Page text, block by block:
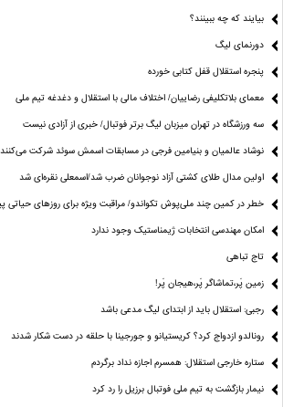
بیایند که چه ببینند؟
دورنمای لیگ
پنجره‌ استقلال قفل کتابی خورده
معمای بلاتکلیفی رضاییان/ اختلاف مالی با استقلال و دغدغه تیم ملی
سه ورزشگاه در تهران میزبان لیگ برتر فوتبال/ خبری از آزادی نیست
نوشاد عالمیان و بنیامین فرجی در مسابقات اسمش سوئد شرکت می‌کنند
اولین مدال طلای کشتی آزاد نوجوانان ضرب شد/اسمعلی نقره‌ای شد
خطر در کمین چند ملی‌پوش تکواندو/ مراقبت ویژه برای روزهای حیاتی
امکان مهندسی انتخابات ژیمناستیک وجود ندارد
تاج تباهی
زمین پَر،تماشاگر پَر،هیجان پَر!
رجبی: استقلال باید از ابتدای لیگ مدعی باشد
رونالدو ازدواج کرد؟ کریستیانو و جورجینا با حلقه در دست شکار شدند
ستاره خارجی استقلال: همسرم اجازه نداد برگردم
نیمار بازگشت به تیم ملی فوتبال برزیل را رد کرد